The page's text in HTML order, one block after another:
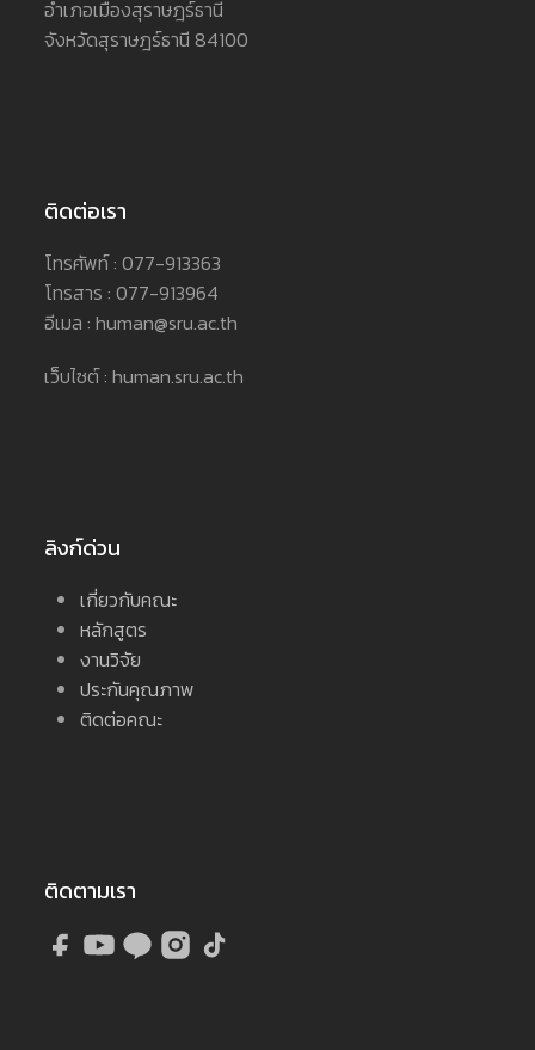
อำเภอเมืองสุราษฎร์ธานี
จังหวัดสุราษฎร์ธานี 84100
ติดต่อเรา
โทรศัพท์ : 077-913363
โทรสาร : 077-913964
อีเมล : human@sru.ac.th
เว็บไซต์ : human.sru.ac.th
ลิงก์ด่วน
เกี่ยวกับคณะ
หลักสูตร
งานวิจัย
ประกันคุณภาพ
ติดต่อคณะ
ติดตามเรา